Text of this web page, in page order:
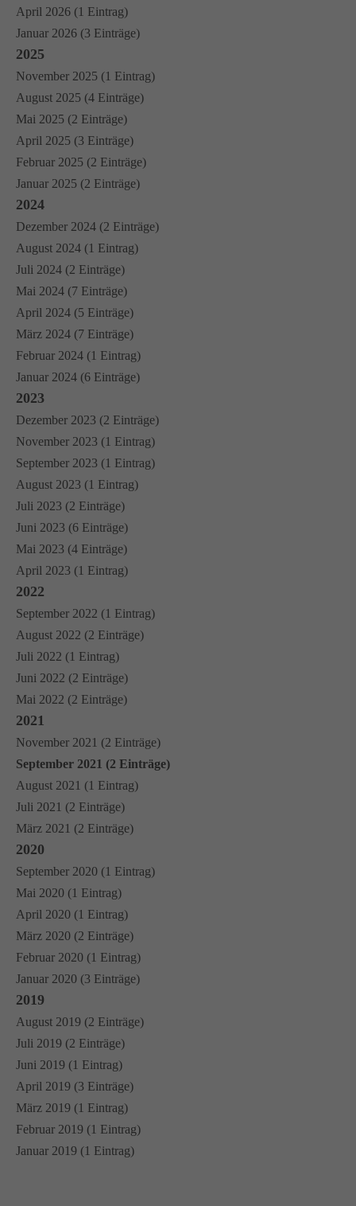
April 2026 (1 Eintrag)
Januar 2026 (3 Einträge)
2025
November 2025 (1 Eintrag)
August 2025 (4 Einträge)
Mai 2025 (2 Einträge)
April 2025 (3 Einträge)
Februar 2025 (2 Einträge)
Januar 2025 (2 Einträge)
2024
Dezember 2024 (2 Einträge)
August 2024 (1 Eintrag)
Juli 2024 (2 Einträge)
Mai 2024 (7 Einträge)
April 2024 (5 Einträge)
März 2024 (7 Einträge)
Februar 2024 (1 Eintrag)
Januar 2024 (6 Einträge)
2023
Dezember 2023 (2 Einträge)
November 2023 (1 Eintrag)
September 2023 (1 Eintrag)
August 2023 (1 Eintrag)
Juli 2023 (2 Einträge)
Juni 2023 (6 Einträge)
Mai 2023 (4 Einträge)
April 2023 (1 Eintrag)
2022
September 2022 (1 Eintrag)
August 2022 (2 Einträge)
Juli 2022 (1 Eintrag)
Juni 2022 (2 Einträge)
Mai 2022 (2 Einträge)
2021
November 2021 (2 Einträge)
September 2021 (2 Einträge)
August 2021 (1 Eintrag)
Juli 2021 (2 Einträge)
März 2021 (2 Einträge)
2020
September 2020 (1 Eintrag)
Mai 2020 (1 Eintrag)
April 2020 (1 Eintrag)
März 2020 (2 Einträge)
Februar 2020 (1 Eintrag)
Januar 2020 (3 Einträge)
2019
August 2019 (2 Einträge)
Juli 2019 (2 Einträge)
Juni 2019 (1 Eintrag)
April 2019 (3 Einträge)
März 2019 (1 Eintrag)
Februar 2019 (1 Eintrag)
Januar 2019 (1 Eintrag)